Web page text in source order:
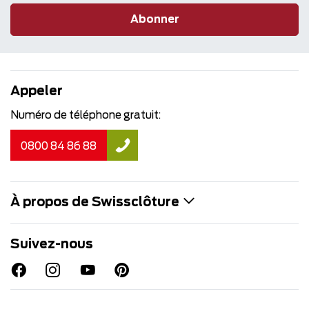
Abonner
Appeler
Numéro de téléphone gratuit:
0800 84 86 88
À propos de Swissclôture
Suivez-nous